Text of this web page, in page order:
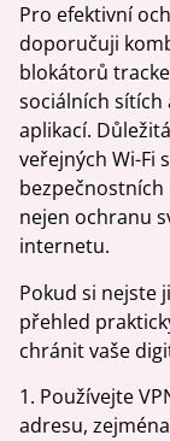
Pro efektivní
doporučuji
blokátorů
sociálních
aplikací.
veřejných Wi-Fi
nejen ochranu
internetu.
Pokud si nejste
přehled
chránit vaše
1. Používejte
adresu,